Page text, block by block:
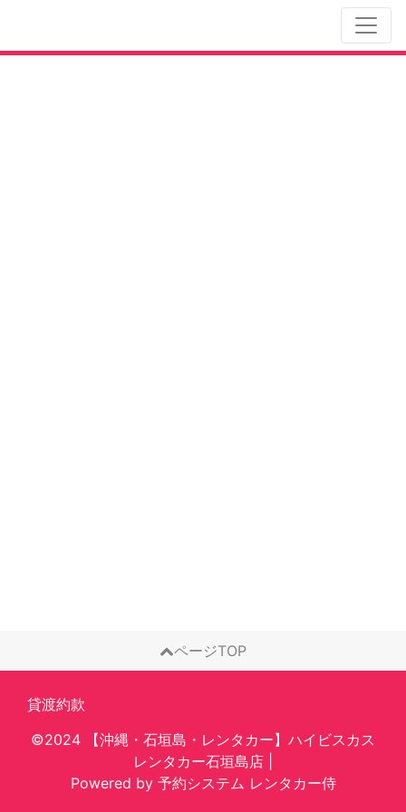
ページTOP
貸渡約款
©2024 【沖縄・石垣島・レンタカー】ハイビスカス
レンタカー石垣島店
Powered by 予約システム レンタカー侍